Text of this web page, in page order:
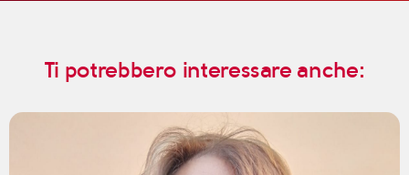
Ti potrebbero interessare anche: